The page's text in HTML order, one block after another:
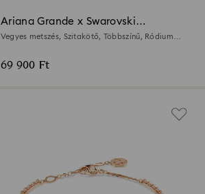
Ariana Grande x Swarovski
karperec
Vegyes metszés, Szitakötő, Többszínű, Ródium
69 900 Ft